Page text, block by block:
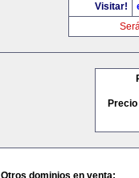
Visitar!
Otros dominios en venta: